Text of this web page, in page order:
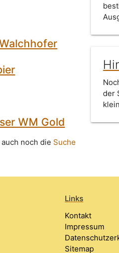
WM Gold
noch die Suche
der
Links
Kontakt
Impressum
Sitemap